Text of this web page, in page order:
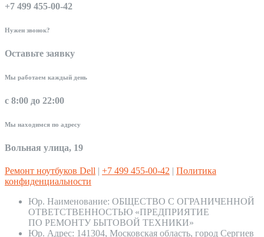
+7 499 455-00-42
Нужен звонок?
Оставьте заявку
Мы работаем каждый день
с 8:00 до 22:00
Мы находимся по адресу
Вольная улица, 19
Ремонт ноутбуков Dell | +7 499 455-00-42 | Политика
конфиденциальности
Юр. Наименование: ОБЩЕСТВО С ОГРАНИЧЕННОЙ
ОТВЕТСТВЕННОСТЬЮ «ПРЕДПРИЯТИЕ
ПО РЕМОНТУ БЫТОВОЙ ТЕХНИКИ»
Юр. Адрес: 141304, Московская область, город Сергиев